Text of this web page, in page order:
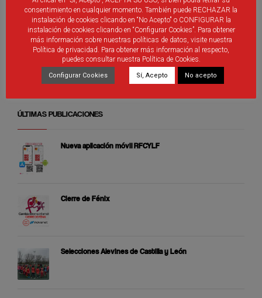
Debes seridentificadointroducir un comentario.
ÚLTIMAS PUBLICACIONES
Nueva aplicación móvil RFCYLF
Cierre de Fénix
Selecciones Alevines de Castilla y León
consentimiento en cualquier momento. También puede RECHAZAR la
instalación de cookies clicando en “No Acepto" o CONFIGURAR la
instalación de cookies clicando en “Configurar Cookies”. Para obtener
más información sobre nuestras políticas de datos, visite nuestra
Política de privacidad. Para obtener más información al respecto,
puedes consultar nuestra Política de Cookies.
Configurar Cookies Sí, Acepto No acepto